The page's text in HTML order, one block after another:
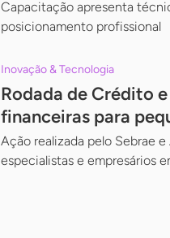
Capacitação apresenta
posicionamento profissional
Inovação & Tecnologia
Rodada de Crédito
financeiras para
Ação realizada pelo Sebrae
especialistas e empresários